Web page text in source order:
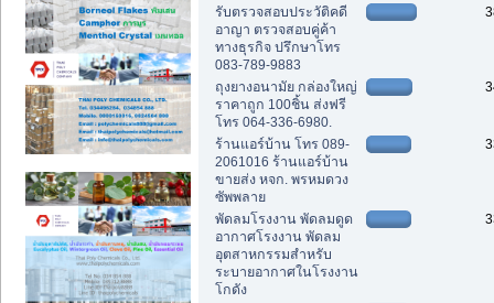
รับตรวจสอบประวัติคดี
อาญา ตรวจสอบคู่ค้า
ทางธุรกิจ ปรึกษาโทร
083-789-9883
ถุงยางอนามัย กล่องใหญ่
ราคาถูก 100ชิ้น ส่งฟรี
โทร 064-336-6980.
ร้านแอร์บ้าน โทร 089-
2061016 ร้านแอร์บ้าน
ขายส่ง หจก. พรหมดวง
ซัพพลาย
พัดลมโรงงาน พัดลมดูด
อากาศโรงงาน พัดลม
อุตสาหกรรมสำหรับ
ระบายอากาศในโรงงาน
โกดัง